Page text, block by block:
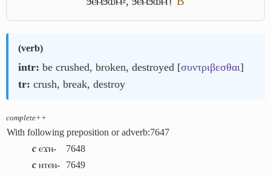
(verb)
intr: be crushed, broken, destroyed [συντριβεσθαι]
tr: crush, break, destroy
complete++
With following preposition or adverb:7647
c ⲉϫⲛ-
7648
c ⲛⲧⲉⲛ-
7649